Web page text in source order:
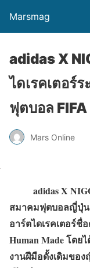
Marsmag
adidas X
ไดเรคเตอร์
ฟุตบอล
Mars Online
adidas X
สมาคมฟุตบอลญี่ปุ่น
อาร์ตไดเรคเตอร์ชื่
Human Made โด
งานฝีมือดั้งเดิมขอ